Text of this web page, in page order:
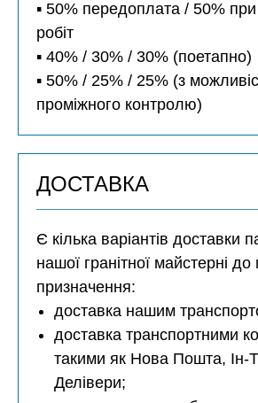
▪️ 50% передоплата / 50%
робіт
▪️ 40% / 30% / 30% (поетапно)
▪️ 50% / 25% / 25% (з
проміжного контролю)
ДОСТАВКА
Є кілька варіантів доставки
нашої гранітної майстерні до
призначення:
доставка нашим
доставка транспортними
такими як Нова Пошта, Ін-
Делівери;